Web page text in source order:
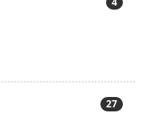
27